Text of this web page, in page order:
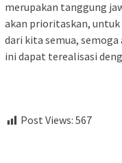
merupakan tanggung
akan prioritaskan, untuk
dari kita semua,
ini dapat terealisasi
Post Views: 567